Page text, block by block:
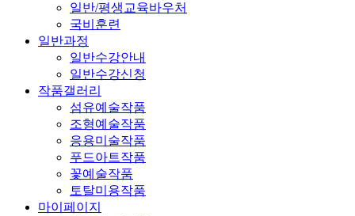
일반/평생교육바우처
국비훈련
일반과정
일반수강안내
일반수강신청
작품갤러리
섬유예술작품
조형예술작품
응용미술작품
푸드아트작품
꽃예술작품
토탈미용작품
마이페이지